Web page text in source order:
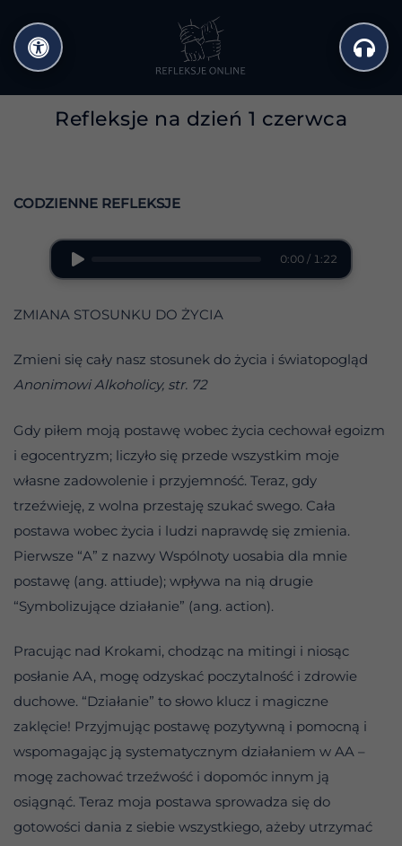
do
treści
Refleksje na dzień 1 czerwca
CODZIENNE REFLEKSJE
0:00 / 1:22
ZMIANA STOSUNKU DO ŻYCIA
Zmieni się cały nasz stosunek do życia i światopogląd
Anonimowi Alkoholicy, str. 72
Gdy piłem moją postawę wobec życia cechował egoizm
i egocentryzm; liczyło się przede wszystkim moje
własne zadowolenie i przyjemność. Teraz, gdy
trzeźwieję, z wolna przestaję szukać swego. Cała
postawa wobec życia i ludzi naprawdę się zmienia.
Pierwsze “A” z nazwy Wspólnoty uosabia dla mnie
postawę (ang. attiude); wpływa na nią drugie
“Symbolizujące działanie” (ang. action).
Pracując nad Krokami, chodząc na mitingi i niosąc
posłanie AA, mogę odzyskać poczytalność i zdrowie
duchowe. “Działanie” to słowo klucz i magiczne
zaklęcie! Przyjmując postawę pozytywną i pomocną i
wspomagając ją systematycznym działaniem w AA –
mogę zachować trzeźwość i dopomóc innym ją
osiągnąć. Teraz moja postawa sprowadza się do
gotowości dania z siebie wszystkiego, ażeby utrzymać